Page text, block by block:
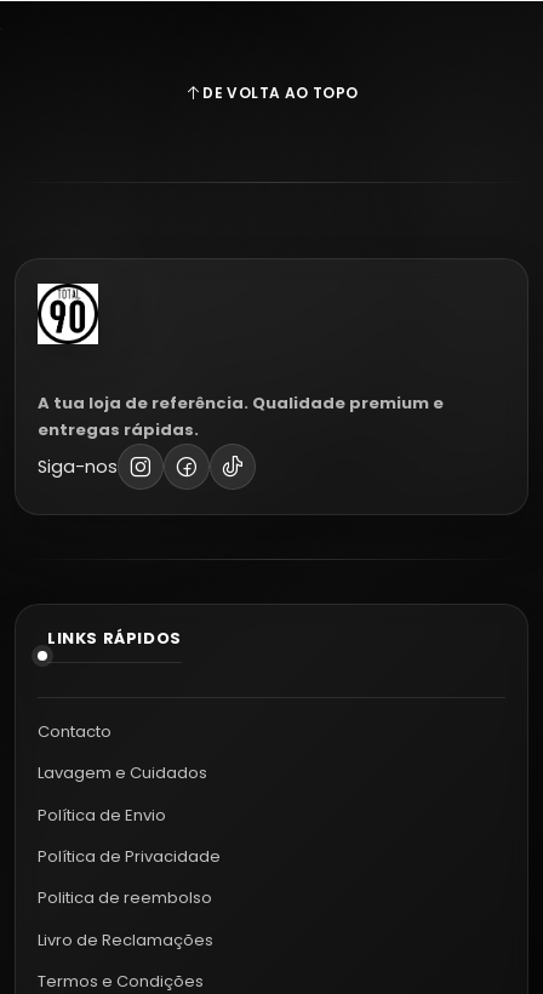
DE VOLTA AO TOPO
A tua loja de referência. Qualidade premium e
entregas rápidas.
Siga-nos
LINKS RÁPIDOS
Contacto
Lavagem e Cuidados
Política de Envio
Política de Privacidade
Politica de reembolso
Livro de Reclamações
Termos e Condições